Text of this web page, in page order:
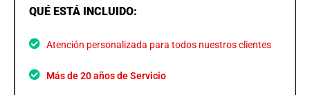
QUÉ ESTÁ INCLUIDO:
Atención personalizada para todos nuestros clientes
Más de 20 años de Servicio